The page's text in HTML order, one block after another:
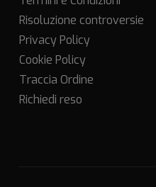
Risoluzione controversie
Privacy Policy
Cookie Policy
Traccia Ordine
Richiedi reso